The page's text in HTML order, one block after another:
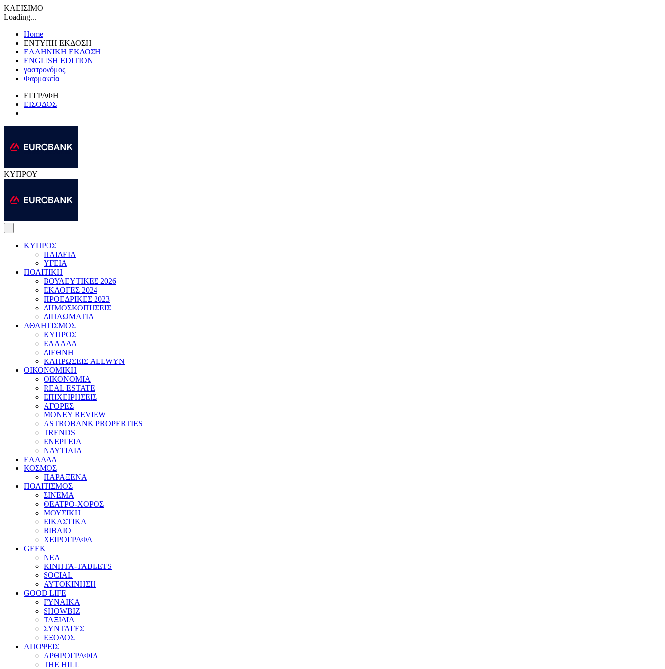
ΚΛΕΙΣΙΜΟ
Loading...
Home
ΕΝΤΥΠΗ ΕΚΔΟΣΗ
ΕΛΛΗΝΙΚΗ ΕΚΔΟΣΗ
ENGLISH EDITION
γαστρονόμος
Φαρμακεία
ΕΓΓΡΑΦΗ
ΕΙΣΟΔΟΣ
ΚΥΠΡΟΥ
ΚΥΠΡΟΣ
ΠΑΙΔΕΙΑ
ΥΓΕΙΑ
ΠΟΛΙΤΙΚΗ
ΒΟΥΛΕΥΤΙΚΕΣ 2026
ΕΚΛΟΓΕΣ 2024
ΠΡΟΕΔΡΙΚΕΣ 2023
ΔΗΜΟΣΚΟΠΗΣΕΙΣ
ΔΙΠΛΩΜΑΤΙΑ
ΑΘΛΗΤΙΣΜΟΣ
ΚΥΠΡΟΣ
ΕΛΛΑΔΑ
ΔΙΕΘΝΗ
ΚΛΗΡΩΣΕΙΣ ALLWYN
ΟΙΚΟΝΟΜΙΚΗ
ΟΙΚΟΝΟΜΙΑ
REAL ESTATE
ΕΠΙΧΕΙΡΗΣΕΙΣ
ΑΓΟΡΕΣ
MONEY REVIEW
ASTROBANK PROPERTIES
TRENDS
ΕΝΕΡΓΕΙΑ
ΝΑΥΤΙΛΙΑ
ΕΛΛΑΔΑ
ΚΟΣΜΟΣ
ΠΑΡΑΞΕΝΑ
ΠΟΛΙΤΙΣΜΟΣ
ΣΙΝΕΜΑ
ΘΕΑΤΡΟ-ΧΟΡΟΣ
ΜΟΥΣΙΚΗ
ΕΙΚΑΣΤΙΚΑ
ΒΙΒΛΙΟ
ΧΕΙΡΟΓΡΑΦΑ
GEEK
ΝΕΑ
ΚΙΝΗΤΑ-TABLETS
SOCIAL
ΑΥΤΟΚΙΝΗΣΗ
GOOD LIFE
ΓΥΝΑΙΚΑ
SHOWBIZ
ΤΑΞΙΔΙΑ
ΣΥΝΤΑΓΕΣ
ΕΞΟΔΟΣ
ΑΠΟΨΕΙΣ
ΑΡΘΡΟΓΡΑΦΙΑ
THE HILL